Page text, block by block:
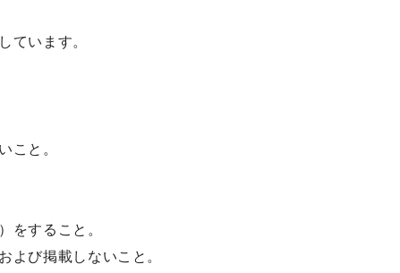
ています。
こと。
をすること。
び掲載しないこと。